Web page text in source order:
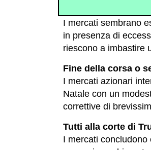
I mercati sembrano
in presenza di
riescono a imbastire
Fine della corsa o
I mercati azionari
Natale con un
correttive di
Tutti alla corte di
I mercati concludono